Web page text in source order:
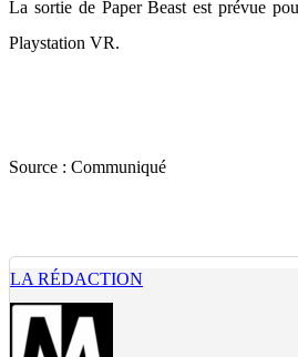
La sortie de Paper Beast est prévue
Playstation VR.
Source : Communiqué
LA RÉDACTION